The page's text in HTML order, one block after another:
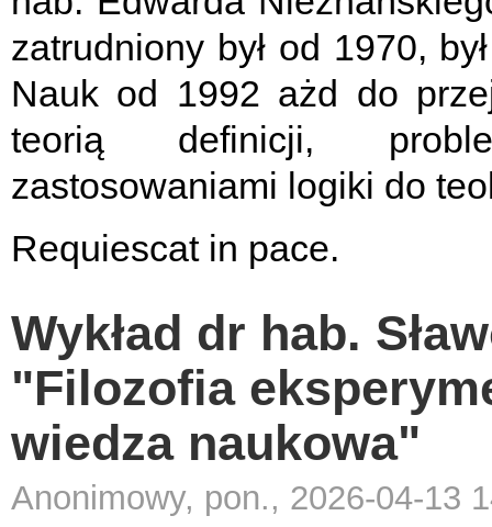
zatrudniony był od 1970,
Nauk od 1992 ażd do
teorią definicji,
zastosowaniami logiki do
Requiescat in pace.
Wykład dr hab.
"Filozofia
wiedza naukowa"
Anonimowy, pon., 2026-04-13